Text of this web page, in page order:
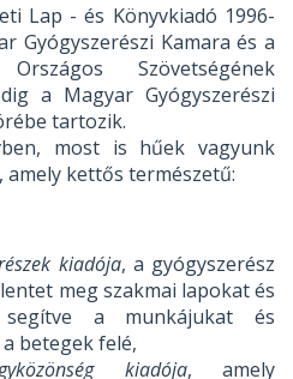
Lap - és Könyvkiadó 1996-
Gyógyszerészi Kamara és a
Országos Szövetségének
a Magyar Gyógyszerészi
tartozik.
most is hűek vagyunk
kettős természetű:
kiadója, a gyógyszerész
meg szakmai lapokat és
segítve a munkájukat és
betegek felé,
kiadója, amely